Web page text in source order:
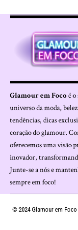
Glamour em Focoé
universo da moda,
tendências, dicas
coração do glamour.
oferecemos uma visão
inovador,
Junte-se a nós e
sempre em foco!
© 2024 Glamour em